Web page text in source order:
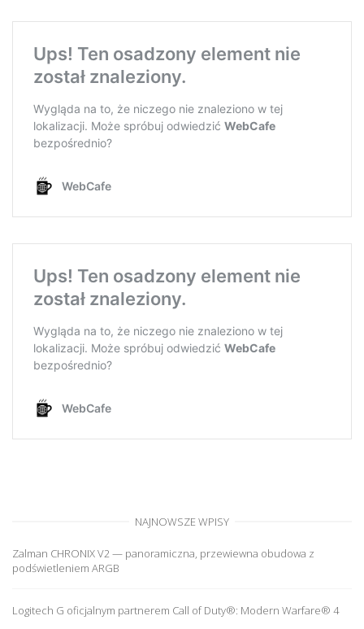
NAJNOWSZE WPISY
Zalman CHRONIX V2 — panoramiczna, przewiewna obudowa z
podświetleniem ARGB
Logitech G oficjalnym partnerem Call of Duty®: Modern Warfare® 4